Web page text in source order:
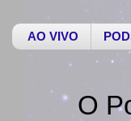
AO VIVO
O